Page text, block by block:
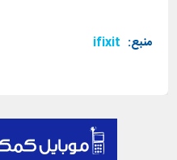
منبع: ifixit